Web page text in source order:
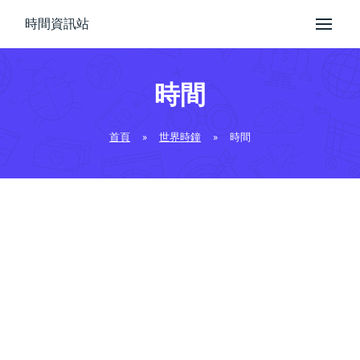
時間資訊站
時間
首頁 » 世界時鐘 » 時間